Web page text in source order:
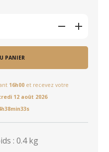
PANIER
16h00 et recevez votre
12 août 2026
: 0.4 kg